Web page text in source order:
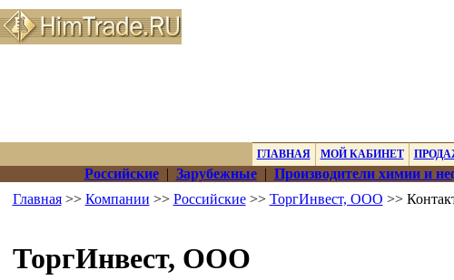
ГЛАВНАЯ МОЙ КАБИНЕТ
Российские| Зарубежные| Производители химии и
Главная>> Компании >> Российские>> ТоргИнвест, ООО >>
ТоргИнвест, ООО